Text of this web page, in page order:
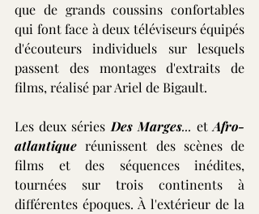
que de grands coussins confortables
qui font face à deux téléviseurs équipés
d'écouteurs individuels sur lesquels
passent des montages d'extraits de
films, réalisé par Ariel de Bigault.
Les deux séries Des Marges... et Afro-
atlantique réunissent des scènes de
films et des séquences inédites,
tournées sur trois continents à
différentes époques. À l'extérieur de la